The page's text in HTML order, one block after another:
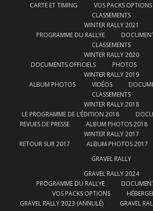
CARTE ET TIMING
VOS PACKS OPTIONS
CLASSEMENTS
WINTER RALLY 2021
PROGRAMME DU RALLYE
CLASSEMENTS
WINTER RALLY 2020
DOCUMENTS OFFICIELS
PHOTOS
WINTER RALLY 2019
ALBUM PHOTOS
VIDÉOS
CLASSEMENTS
WINTER RALLY 2018
LE PROGRAMME DE L’ÉDITION 2018
REVUES DE PRESSE
ALBUM PHOTOS 2018
WINTER RALLY 2017
RETOUR SUR 2017
ALBUM PHOTOS 2017
GRAVEL RALLY
GRAVEL RALLY 2024
PROGRAMME DU RALLYE
VOS PACKS OPTIONS
GRAVEL RALLY 2023 (ANNULÉ)
GRAVEL